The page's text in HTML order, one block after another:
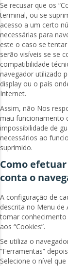
Se recusar que os
terminal, ou se
acesso a um certo
necessárias para
este o caso se
serão visíveis se se
compatibilidade
navegador utilizado
display ou o país
Internet.
Assim, não Nos
mau funcionamento
impossibilidade de
necessários ao
suprimido.
Como
conta o
A configuração de
descrita no Menu de
tomar
aos “Cookies”.
Se utiliza o
“Ferramentas”
Selecione o nível